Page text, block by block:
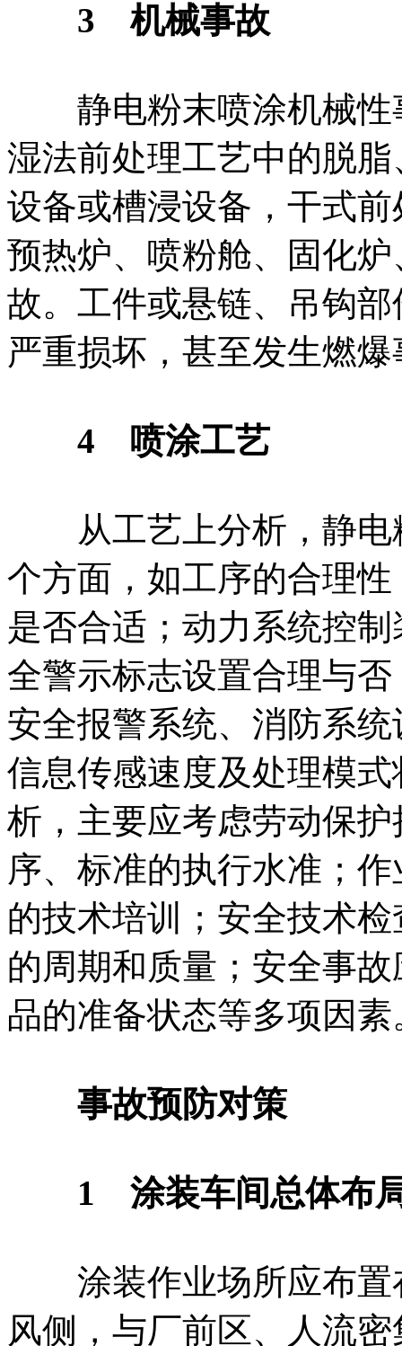
3 机械事故
静电粉末喷涂机械性
湿法前处理工艺中的脱
设备或槽浸设备，干式
预热炉、喷粉舱、固化
故。工件或悬链、吊钩
严重损坏，甚至发生燃
4 喷涂工艺
从工艺上分析，静电
个方面，如工序的合理
是否合适；动力系统控
全警示标志设置合理与
安全报警系统、消防系
信息传感速度及处理模
析，主要应考虑劳动保
序、标准的执行水准；
的技术培训；安全技术
的周期和质量；安全事
品的准备状态等多项因素
事故预防对策
1 涂装车间总体布
涂装作业场所应布置
风侧，与厂前区、人流